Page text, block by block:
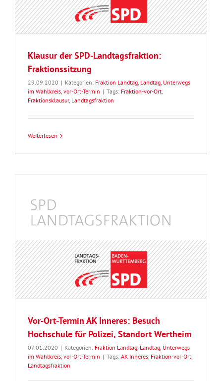
Klausur der SPD-Landtagsfraktion:
Fraktionssitzung
29.09.2020 | Kategorien: Fraktion Landtag, Landtag, Unterwegs
im Wahlkreis, vor-Ort-Termin | Tags: Fraktion-vor-Ort,
Fraktionsklausur, Landtagsfraktion
Weiterlesen
Vor-Ort-Termin AK Inneres: Besuch
Hochschule für Polizei, Standort Wertheim
07.01.2020 | Kategorien: Fraktion Landtag, Landtag, Unterwegs
im Wahlkreis, vor-Ort-Termin | Tags: AK Inneres, Fraktion-vor-Ort,
Landtagsfraktion